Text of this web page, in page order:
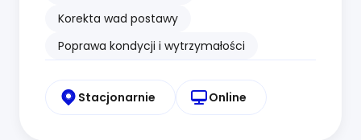
Korekta wad postawy
Poprawa kondycji i wytrzymałości
Stacjonarnie Online